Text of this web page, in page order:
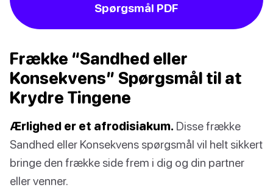
Spørgsmål PDF
Frække “Sandhed eller
Konsekvens” Spørgsmål til at
Krydre Tingene
Ærlighed er et afrodisiakum. Disse frække
Sandhed eller Konsekvens spørgsmål vil helt sikkert
bringe den frække side frem i dig og din partner
eller venner.